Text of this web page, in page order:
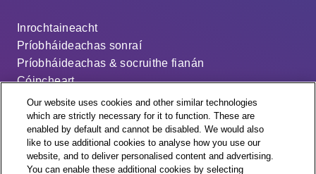
Inrochtaineacht
Príobháideachas sonraí
Príobháideachas & socruithe fianán
Cóipcheart
Séanadh
Ráiteas ar an sclábhaíocht nua-aimseartha
An cód dáileacháin
Socruithe fianán
Our website uses cookies and other similar technologies
which are strictly necessary for it to function. These are
enabled by default and cannot be disabled. We would also
like to use additional cookies to analyse how you use our
website, and to deliver personalised content and advertising.
You can enable these additional cookies by selecting